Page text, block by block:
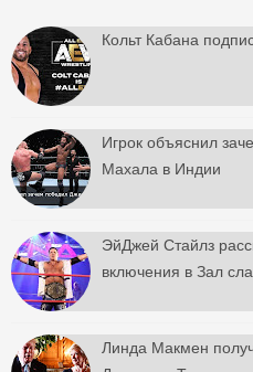
Кольт Кабана
Игрок объяснил
Махала в Индии
ЭйДжей Стайлз
включения в Зал
Линда Макмен